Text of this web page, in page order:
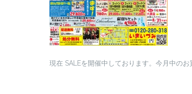
現在 SALEを開催中しております。今月中のお